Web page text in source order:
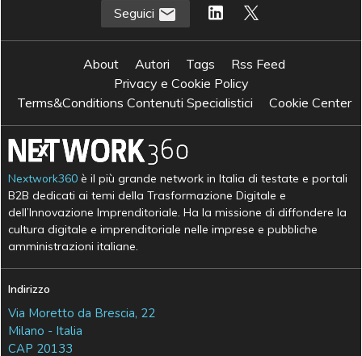
Seguici
About Autori Tags
Rss Feed
Privacy e Cookie Policy
Terms&Conditions Contenuti Specialistici
Cookie Center
Nextwork360 è il più grande network in Italia di testate e portali
B2B dedicati ai temi della Trasformazione Digitale e
dell’Innovazione Imprenditoriale. Ha la missione di diffondere la
cultura digitale e imprenditoriale nelle imprese e pubbliche
amministrazioni italiane.
Indirizzo
Via Moretto da Brescia, 22
Milano - Italia
CAP 20133